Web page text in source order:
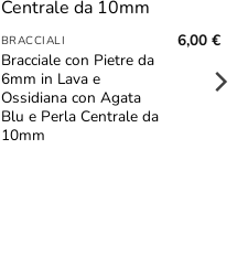
BRACCIALI
Bracciale con Pietre da
6mm in Lava e
Ossidiana con Agata
Blu e Perla Centrale da
10mm
6,00€